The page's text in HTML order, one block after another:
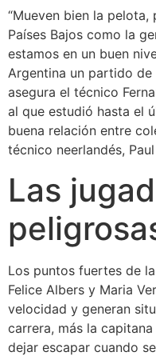
“Mueven bien la
Países Bajos como la
estamos en un buen
Argentina un partido de
asegura el técnico
al que estudió hasta el
buena relación entre
técnico neerlandés,
Las
Los puntos fuertes de
Felice Albers y Maria
velocidad y generan
carrera, más la
dejar escapar cuando